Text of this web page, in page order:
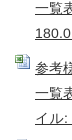
一覧
参考
一覧
イル: